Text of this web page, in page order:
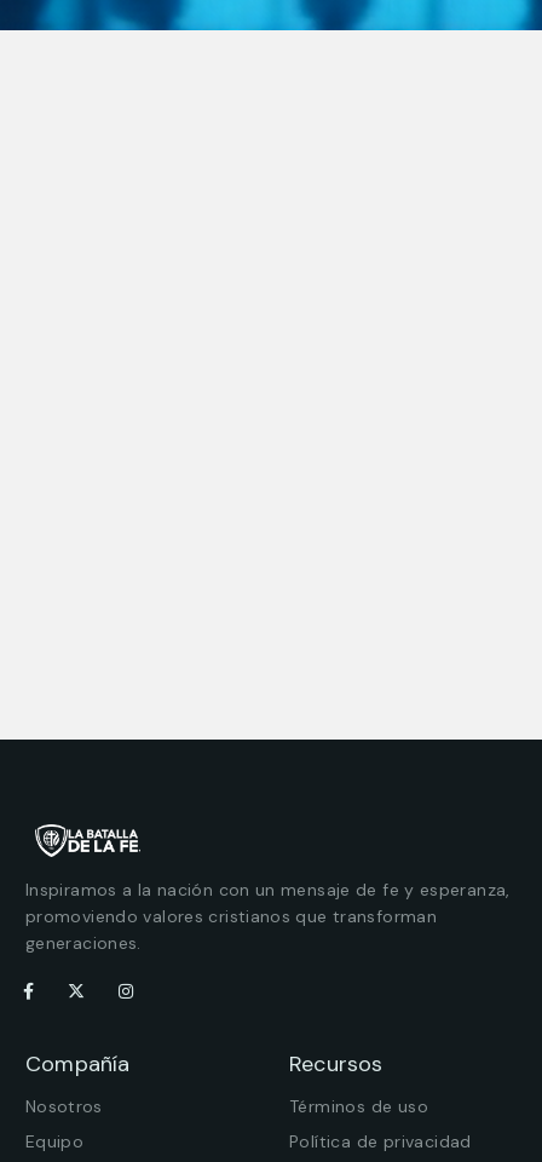
Inspiramos a la nación con un mensaje de fe y esperanza,
promoviendo valores cristianos que transforman
generaciones.
Compañía
Nosotros
Equipo
Recursos
Términos de uso
Política de privacidad